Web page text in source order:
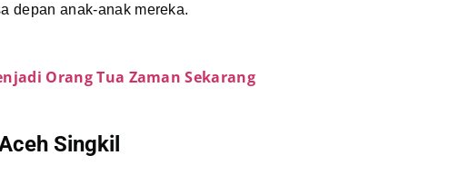
depan anak-anak mereka.
Orang Tua Zaman Sekarang
Singkil